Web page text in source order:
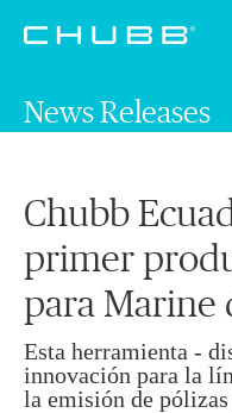
News Releases
Chubb
primer
para Marine
Esta herramienta -
innovación para la
la emisión de